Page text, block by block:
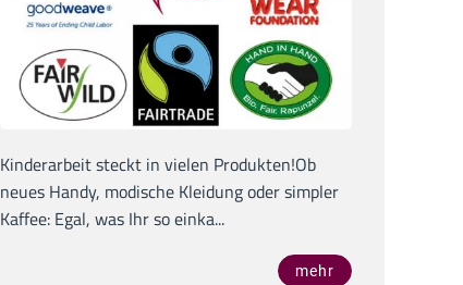
Kinderarbeit steckt in vielen Produkten!Ob
neues Handy, modische Kleidung oder simpler
Kaffee: Egal, was Ihr so einka...
mehr